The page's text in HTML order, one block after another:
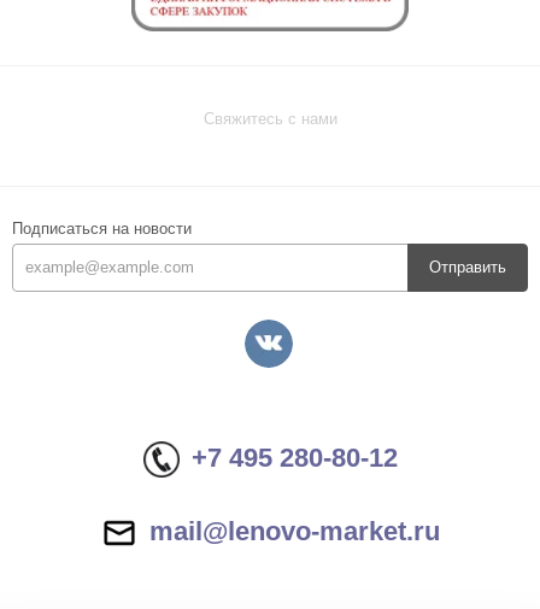
Свяжитесь с нами
Подписаться на новости
Отправить
+7 495 280-80-12
mail@lenovo-market.ru